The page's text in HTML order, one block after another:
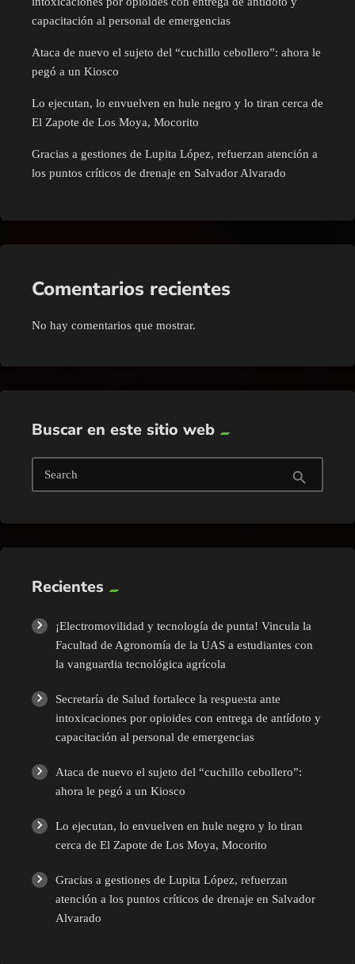
capacitación al personal de emergencias
Ataca de nuevo el sujeto del “cuchillo cebollero”: ahora le
pegó a un Kiosco
Lo ejecutan, lo envuelven en hule negro y lo tiran cerca de
El Zapote de Los Moya, Mocorito
Gracias a gestiones de Lupita López, refuerzan atención a
los puntos críticos de drenaje en Salvador Alvarado
Comentarios recientes
No hay comentarios que mostrar.
Buscar en este sitio web
Search search
Recientes
¡Electromovilidad y tecnología de punta! Vincula la
Facultad de Agronomía de la UAS a estudiantes con
la vanguardia tecnológica agrícola
Secretaría de Salud fortalece la respuesta ante
intoxicaciones por opioides con entrega de antídoto y
capacitación al personal de emergencias
Ataca de nuevo el sujeto del “cuchillo cebollero”:
ahora le pegó a un Kiosco
Lo ejecutan, lo envuelven en hule negro y lo tiran
cerca de El Zapote de Los Moya, Mocorito
Gracias a gestiones de Lupita López, refuerzan
atención a los puntos críticos de drenaje en Salvador
Alvarado